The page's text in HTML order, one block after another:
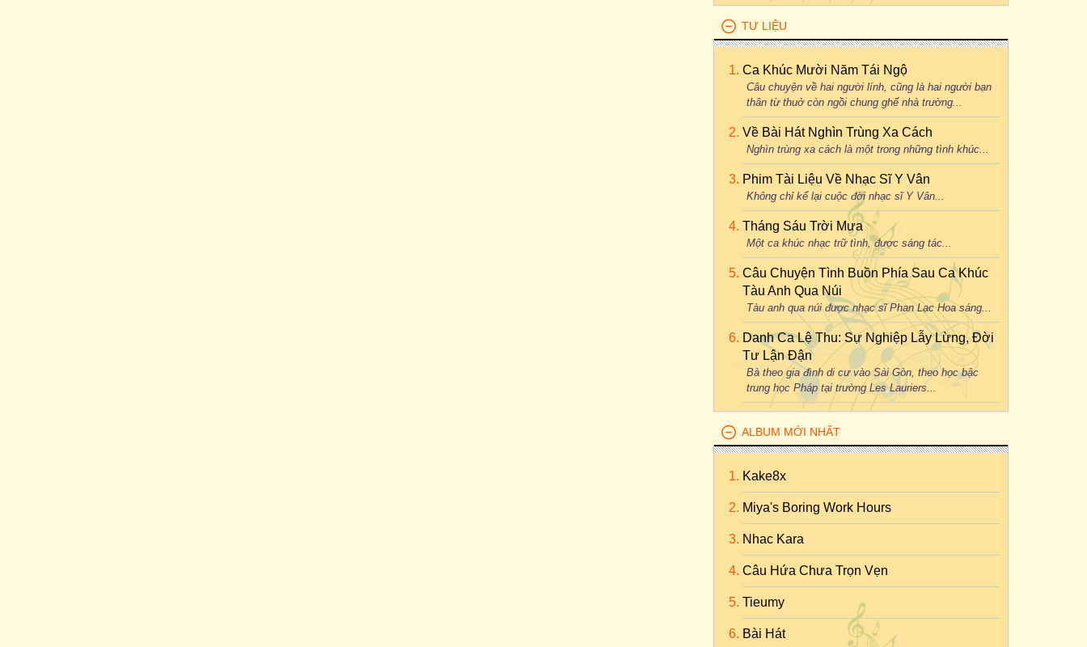
TƯ LIỆU
Ca Khúc Mười Năm Tái Ngộ
Câu chuyện về hai người lính, cũng là hai người bạn
thân từ thuở còn ngồi chung ghế nhà trường...
Về Bài Hát Nghìn Trùng Xa Cách
Nghìn trùng xa cách là một trong những tình khúc...
Phim Tài Liệu Về Nhạc Sĩ Y Vân
Không chỉ kể lại cuộc đời nhạc sĩ Y Vân...
Tháng Sáu Trời Mưa
Một ca khúc nhạc trữ tình, được sáng tác...
Câu Chuyện Tình Buồn Phía Sau Ca Khúc
Tàu Anh Qua Núi
Tàu anh qua núi được nhạc sĩ Phan Lạc Hoa sáng...
Danh Ca Lệ Thu: Sự Nghiệp Lẫy Lừng, Đời
Tư Lận Đận
Bà theo gia đình di cư vào Sài Gòn, theo học bậc
trung học Pháp tại trường Les Lauriers...
ALBUM MỚI NHẤT
Kake8x
Miya's Boring Work Hours
Nhac Kara
Câu Hứa Chưa Trọn Vẹn
Tieumy
Bài Hát